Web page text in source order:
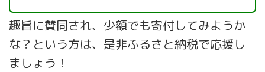
趣旨に賛同され、少額でも寄付してみようか
な？という方は、是非ふるさと納税で応援し
ましょう！